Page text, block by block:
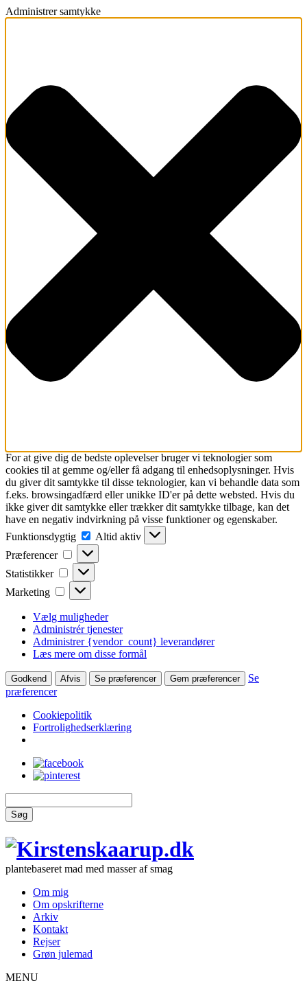
Administrer samtykke
For at give dig de bedste oplevelser bruger vi teknologier som
cookies til at gemme og/eller få adgang til enhedsoplysninger. Hvis
du giver dit samtykke til disse teknologier, kan vi behandle data som
f.eks. browsingadfærd eller unikke ID'er på dette websted. Hvis du
ikke giver dit samtykke eller trækker dit samtykke tilbage, kan det
have en negativ indvirkning på visse funktioner og egenskaber.
Funktionsdygtig
Funktionsdygtig
Altid aktiv
Præferencer
Præferencer
Statistikker Statistikker
Marketing Marketing
Vælg muligheder
Administrér tjenester
Administrer {vendor_count} leverandører
Læs mere om disse formål
Godkend Afvis Se præferencer Gem præferencer
Se
præferencer
Cookiepolitik
Fortrolighedserklæring
Søg
plantebaseret mad med masser af smag
Om mig
Om opskrifterne
Arkiv
Kontakt
Rejser
Grøn julemad
MENU